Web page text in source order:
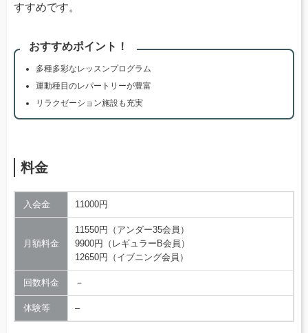
すすめです。
おすすめポイント！
多種多彩なレッスンプログラム
運動種目のレパートリーが豊富
リラクゼーション施設も充実
料金
入会金 11000円
月額料金
11550円（アンダー35会員）
9900円（レギュラーB会員）
12650円（イブニング会員）
回数料金 －
体験等 –